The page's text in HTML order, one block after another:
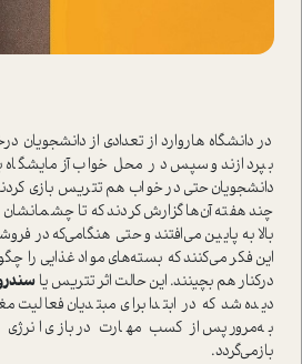
در دانشگاه‌ ‌هاروارد از تعدادی از
بپردازند و سپس در محل خواب آزمایشگاه
دانشجویان حتی در خواب هم تتریس بازی
چند هفته آن‌‌ها گزارش کردند که تا چشمانشان
بالا به پایین می‌افتند و حتی هنگامی‌که در
این فکر می‌کنند که بسته‌های مواد غذایی را
در‌کنار هم بچینند. این حالت اثر تتریس یا
دیده شد که در ابتدا برای مبتدیان فعالیت
به‌مرور پس از کسب مهارت در بازی
بازمی‌گردد.